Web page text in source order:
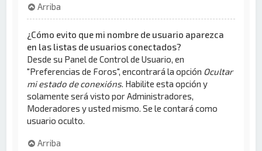
Arriba
¿Cómo evito que mi nombre de usuario aparezca
en las listas de usuarios conectados?
Desde su Panel de Control de Usuario, en
"Preferencias de Foros", encontrará la opción Ocultar
mi estado de conexións. Habilite esta opción y
solamente será visto por Administradores,
Moderadores y usted mismo. Se le contará como
usuario oculto.
Arriba